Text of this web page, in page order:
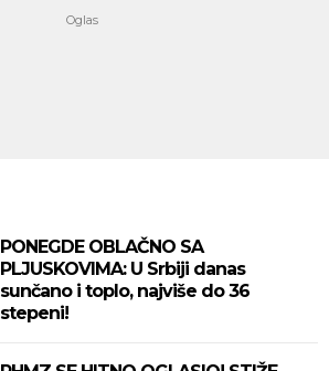
PONEGDE OBLAČNO SA
PLJUSKOVIMA: U Srbiji danas
sunčano i toplo, najviše do 36
stepeni!